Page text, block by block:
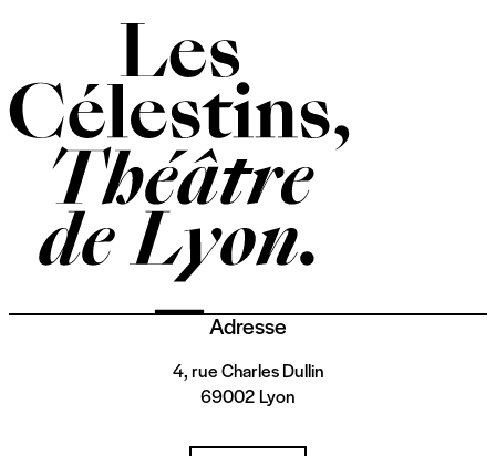
Adresse
4, rue Charles Dullin
69002 Lyon